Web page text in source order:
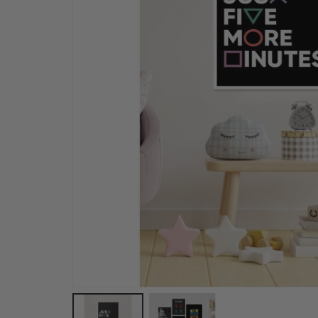
Personalisiertes Poster - Schwarz-Weiß-Herz-